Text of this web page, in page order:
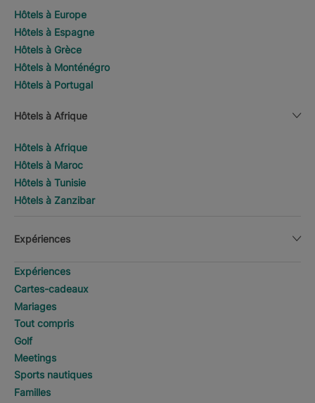
Hôtels à Europe
Hôtels à Espagne
Hôtels à Grèce
Hôtels à Monténégro
Hôtels à Portugal
Hôtels à Afrique
Hôtels à Afrique
Hôtels à Maroc
Hôtels à Tunisie
Hôtels à Zanzibar
Expériences
Expériences
Cartes-cadeaux
Mariages
Tout compris
Golf
Meetings
Sports nautiques
Familles